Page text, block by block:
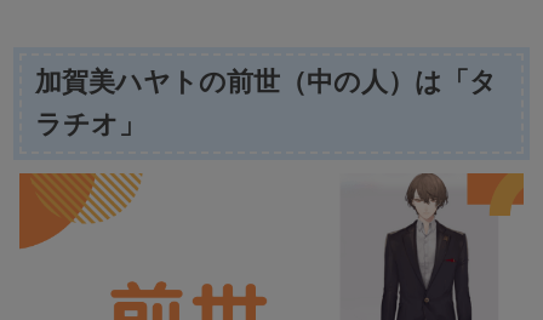
加賀美ハヤトの前世（中の人）は「タ
ラチオ」